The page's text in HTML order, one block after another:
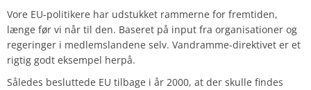
Vore EU-politikere har udstukket rammerne for fremtiden,
længe før vi når til den. Baseret på input fra organisationer og
regeringer i medlemslandene selv. Vandramme-direktivet er et
rigtig godt eksempel herpå.
Således besluttede EU tilbage i år 2000, at der skulle findes